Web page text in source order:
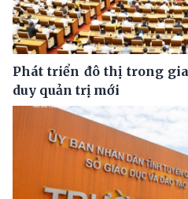
Phát triển đô thị trong
duy quản trị mới